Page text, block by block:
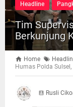
Headline
Tim
Berkunjung
Home
Humas Polda
Rusli